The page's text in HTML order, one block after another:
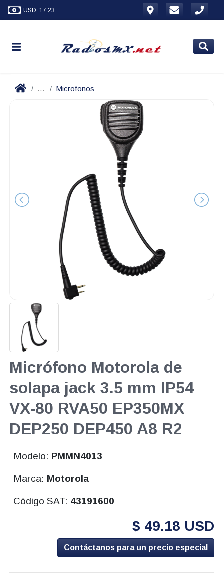
USD: 17.23
... Microfonos
Micrófono Motorola de
solapa jack 3.5 mm IP54
VX-80 RVA50 EP350MX
DEP250 DEP450 A8 R2
Modelo: PMMN4013
Marca: Motorola
Código SAT: 43191600
$ 49.18 USD
Contáctanos para un precio especial